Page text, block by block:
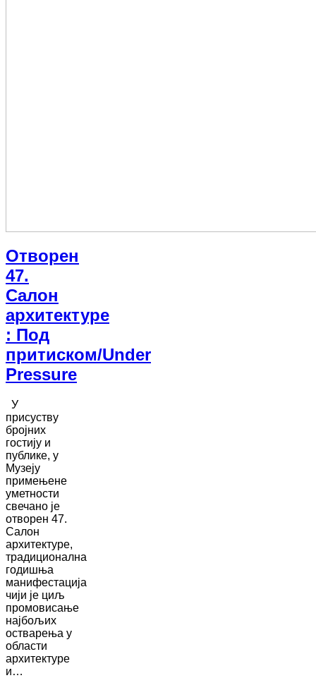
Отворен
47.
Салон
архитектуре
: Под
притиском/Under
Pressure
У
присуству
бројних
гостију и
публике, у
Музеју
примењене
уметности
свечано је
отворен 47.
Салон
архитектуре,
традиционална
годишња
манифестација
чији је циљ
промовисање
најбољих
остварења у
области
архитектуре
и…